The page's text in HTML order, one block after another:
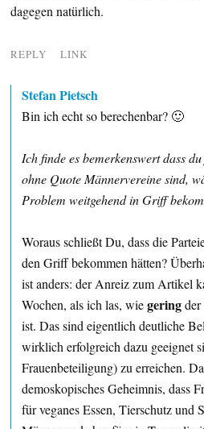
dagegen natürlich.
REPLY LINK
Stefan Pietsch
Bin ich echt so berechenbar? 🙂
Ich finde es bemerkenswert dass
ohne Quote Männervereine sind,
Problem weitgehend in Griff
Woraus schließt Du, dass die
den Griff bekommen hätten?
ist anders: der Anreiz zum Artikel
Wochen, als ich las, wiegering
ist. Das sind eigentlich deutliche
wirklich erfolgreich dazu geeignet
Frauenbeteiligung) zu erreichen.
demoskopisches Geheimnis, dass
für veganes Essen, Tierschutz und